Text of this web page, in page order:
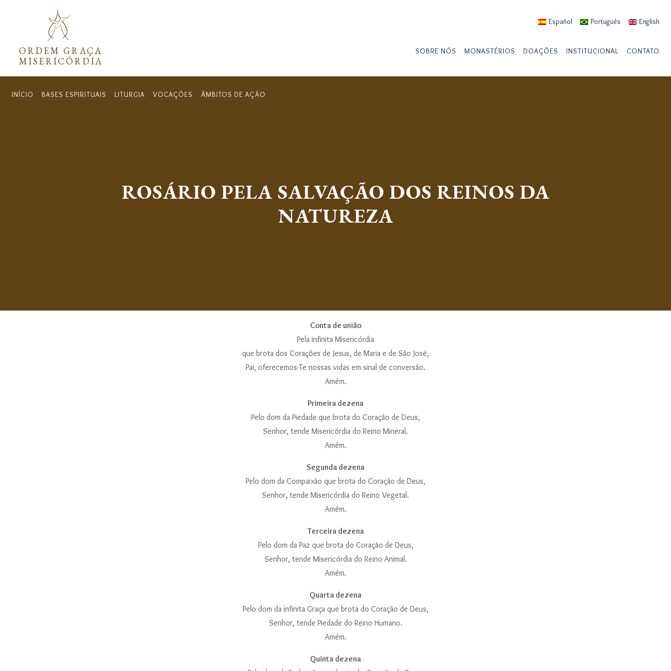
a
d
o
p
ORDEM GRAÇA
MISERICÓRDIA
SOBRE NÓS MONASTÉRIOS DOAÇÕES INSTITUCIONAL CONTATO
Español Português English
Navegación principal
INÍCIO BASES ESPIRITUAIS LITURGIA VOCAÇÕES ÂMBITOS DE AÇÃO
ROSÁRIO PELA SALVAÇÃO DOS REINOS DA
NATUREZA
Conta de união
Pela infinita Misericórdia
que brota dos Corações de Jesus, de Maria e de São José,
Pai, oferecemos-Te nossas vidas em sinal de conversão.
Amém.
Primeira dezena
Pelo dom da Piedade que brota do Coração de Deus,
Senhor, tende Misericórdia do Reino Mineral.
Amém.
Segunda dezena
Pelo dom da Compaixão que brota do Coração de Deus,
Senhor, tende Misericórdia do Reino Vegetal.
Amém.
Terceira dezena
Pelo dom da Paz que brota do Coração de Deus,
Senhor, tende Misericórdia do Reino Animal.
Amém.
Quarta dezena
Pelo dom da infinita Graça que brota do Coração de Deus,
Senhor, tende Piedade do Reino Humano.
Amém.
Quinta dezena